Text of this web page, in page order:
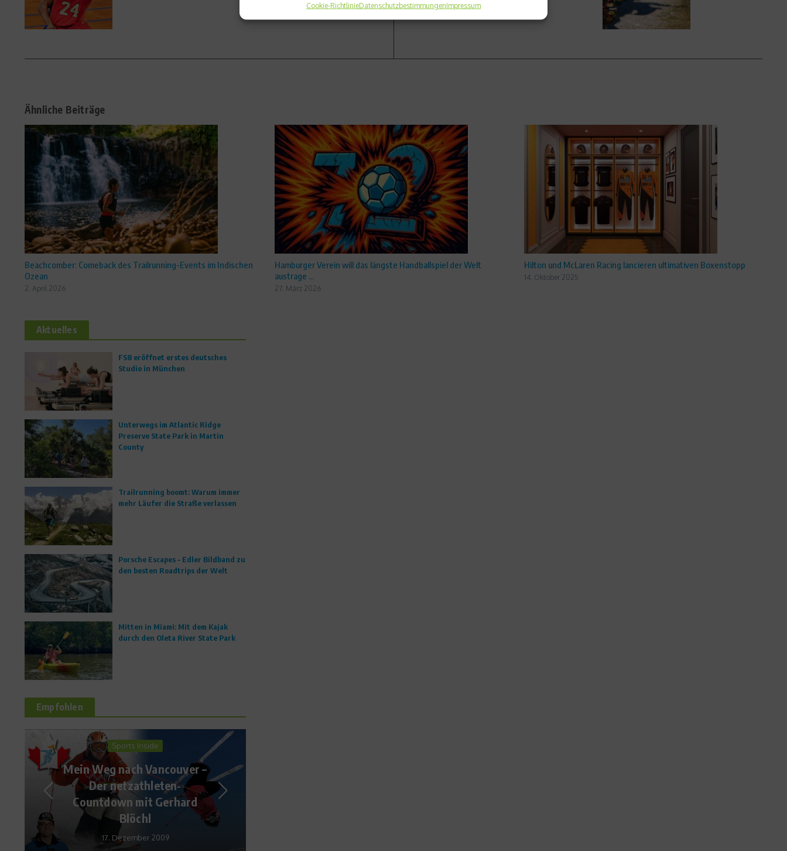
Cookie-RichtlinieDatenschutzbestimmungenImpressum
Ähnliche Beiträge
Beachcomber: Comeback des Trailrunning-Events im Indischen
Ozean
2. April 2026
Hamburger Verein will das längste Handballspiel der Welt
austrage ...
27. März 2026
Hilton und McLaren Racing lancieren ultimativen Boxenstopp
14. Oktober 2025
Aktuelles
FS8 eröffnet erstes deutsches
Studio in München
Unterwegs im Atlantic Ridge
Preserve State Park in Martin
County
Trailrunning boomt: Warum immer
mehr Läufer die Straße verlassen
Porsche Escapes – Edler Bildband zu
den besten Roadtrips der Welt
Mitten in Miami: Mit dem Kajak
durch den Oleta River State Park
Empfohlen
News
Rückblick auf den letzten
Spieltag der Handball-
Bundesliga – das Magazin
7Meter
30. Oktober 2015